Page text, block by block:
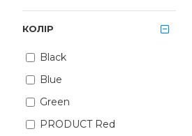
КОЛІР
Black
Blue
Green
PRODUCT Red